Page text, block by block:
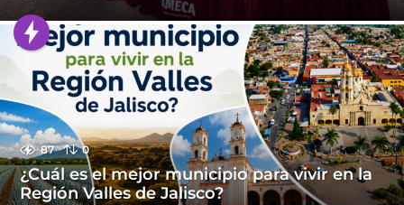
87 0
¿Cuál es el mejor municipio para vivir en la
Región Valles de Jalisco?